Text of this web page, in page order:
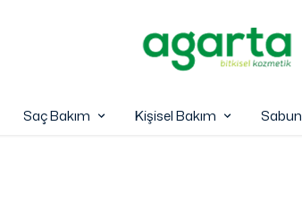
Saç Bakım Kişisel Bakım Sabun